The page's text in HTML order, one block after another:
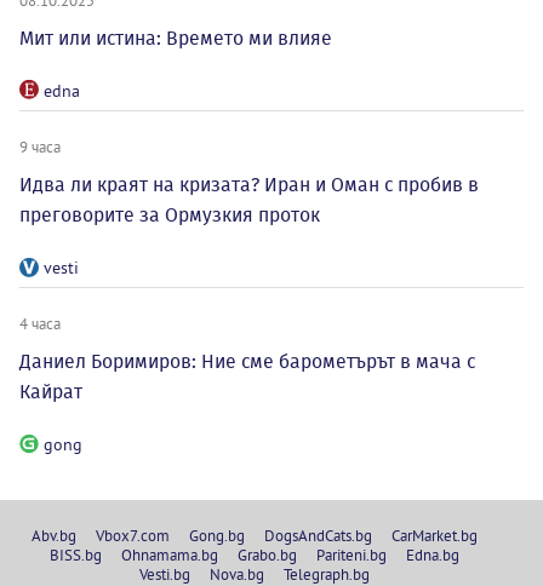
Мит или истина: Времето ми влияе
edna
9 часа
Идва ли краят на кризата? Иран и Оман с пробив в
преговорите за Ормузкия проток
vesti
4 часа
Даниел Боримиров: Ние сме барометърът в мача с
Кайрат
gong
Abv.bg Vbox7.com Gong.bg DogsAndCats.bg
CarMarket.bg
BISS.bg
Ohnamama.bg Grabo.bg Pariteni.bg
Edna.bg
Vesti.bg
Nova.bg Telegraph.bg